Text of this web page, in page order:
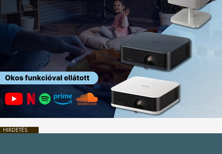
HIRDETÉS